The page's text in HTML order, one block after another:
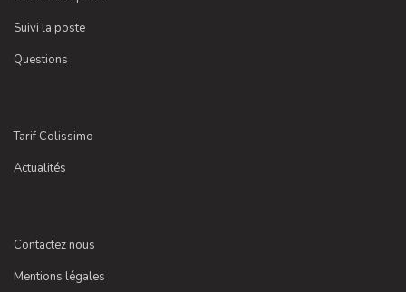
Suivi la poste
Questions
Tarif Colissimo
Actualités
Contactez nous
Mentions légales